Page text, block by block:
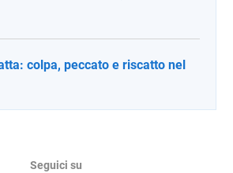
colpa, peccato e riscatto nel
Seguici su